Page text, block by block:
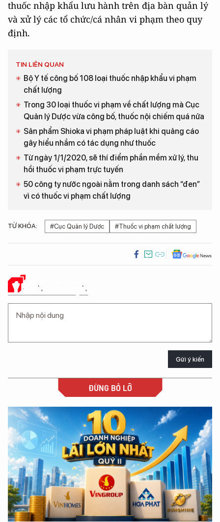
thuốc nhập khẩu lưu hành trên địa bàn quản lý
và xử lý các tổ chức/cá nhân vi phạm theo quy
định.
TIN LIÊN QUAN
Bộ Y tế công bố 108 loại thuốc nhập khẩu vi phạm
chất lượng
Trong 30 loại thuốc vi phạm về chất lượng mà Cục
Quản lý Dược vừa công bố, thuốc nội chiếm quá nửa
Sản phẩm Shioka vi phạm pháp luật khi quảng cáo
gây hiểu nhầm có tác dụng như thuốc
Từ ngày 1/1/2020, sẽ thí điểm phần mềm xử lý, thu
hồi thuốc vi phạm trực tuyến
50 công ty nước ngoài nằm trong danh sách “đen”
vì có thuốc vi phạm chất lượng
TỪ KHÓA: #Cục Quản lý Dược #Thuốc vi phạm chất lượng
Ý KIẾN CỦA BẠN
Gửi ý kiến
ĐỪNG BỎ LỠ